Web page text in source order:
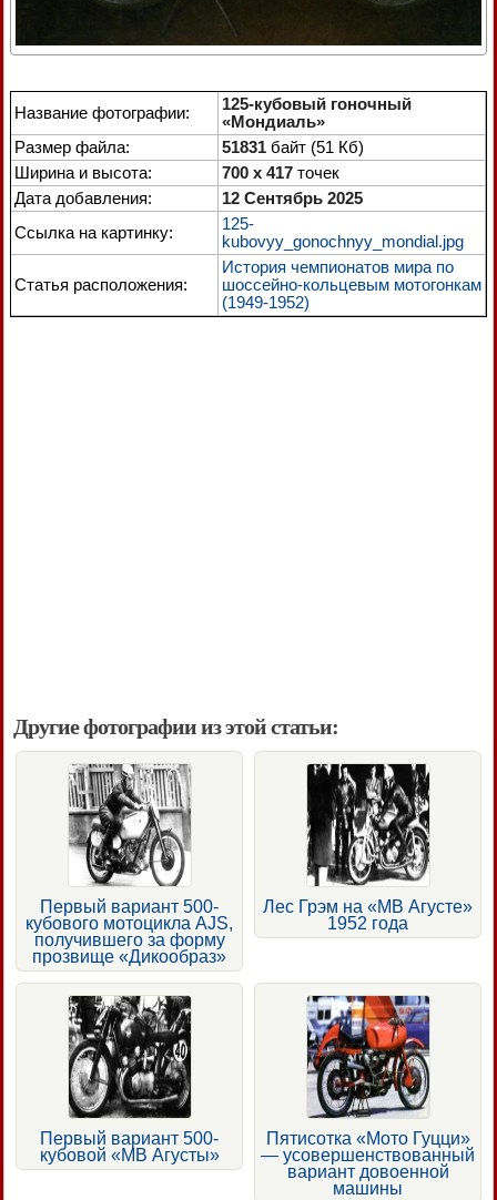
Название фотографии:
125-кубовый гоночный
«Мондиаль»
Размер файла:
51831 байт (51 Кб)
Ширина и высота:
700 x 417 точек
Дата добавления:
12 Сентябрь 2025
Ссылка на картинку:
125-
kubovyy_gonochnyy_mondial.jpg
Статья расположения:
История чемпионатов мира по
шоссейно-кольцевым мотогонкам
(1949-1952)
Другие фотографии из этой статьи:
Первый вариант 500-
кубового мотоцикла AJS,
получившего за форму
прозвище «Дикообраз»
Лес Грэм на «МВ Агусте»
1952 года
Первый вариант 500-
кубовой «МВ Агусты»
Пятисотка «Мото Гуцци»
— усовершенствованный
вариант довоенной
машины